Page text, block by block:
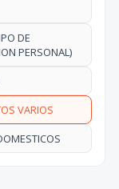
DE
PERSONAL)
VARIOS